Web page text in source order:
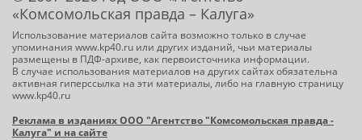
«Комсомольская правда – Калуга»
Использование материалов сайта возможно только в случае
упоминания www.kp40.ru или других изданий, чьи материалы
размещены в ПДФ-архиве, как первоисточника информации.
В случае использования материалов на других сайтах обязательна
активная гиперссылка на эти материалы, либо на главную страницу
www.kp40.ru
Реклама в изданиях ООО "Агентство "Комсомольская правда -
Калуга" и на сайте